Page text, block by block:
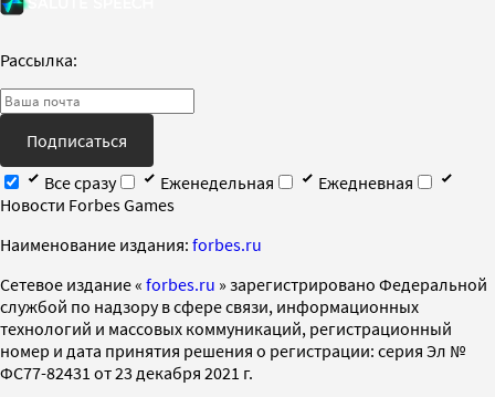
Рассылка:
Подписаться
Все сразу
Еженедельная
Ежедневная
Новости Forbes Games
Наименование издания: forbes.ru
Cетевое издание « forbes.ru » зарегистрировано Федеральной
службой по надзору в сфере связи, информационных
технологий и массовых коммуникаций, регистрационный
номер и дата принятия решения о регистрации: серия Эл №
ФС77-82431 от 23 декабря 2021 г.